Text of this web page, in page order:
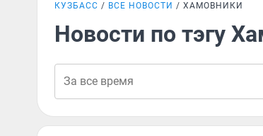
КУЗБАСС ВСЕ НОВОСТИ ХАМОВНИКИ
Новости по тэгу